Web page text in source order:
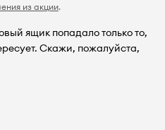
из акции.
ящик попадало только то,
Скажи, пожалуйста,